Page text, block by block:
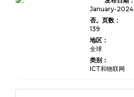
报告2024（状态和前景）
January-2024
否。页数：
139
地区：
全球
类别：
ICT和物联网